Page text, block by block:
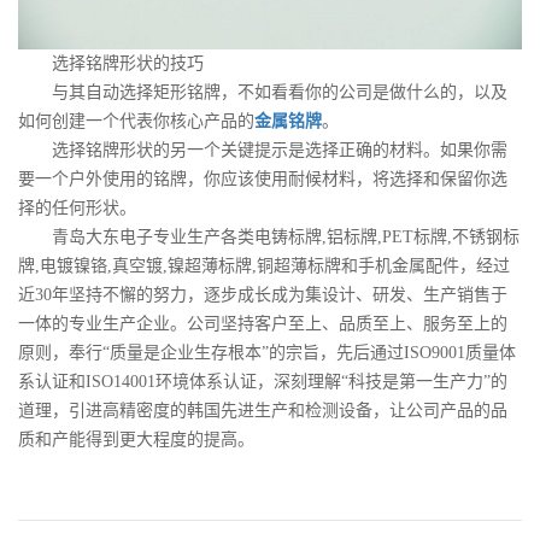
选择铭牌形状的技巧
与其自动选择矩形铭牌，不如看看你的公司是做什么的，以及
如何创建一个代表你核心产品的金属铭牌。
选择铭牌形状的另一个关键提示是选择正确的材料。如果你需
要一个户外使用的铭牌，你应该使用耐候材料，将选择和保留你选
择的任何形状。
青岛大东电子专业生产各类电铸标牌,铝标牌,PET标牌,不锈钢标
牌,电镀镍铬,真空镀,镍超薄标牌,铜超薄标牌和手机金属配件，经过
近30年坚持不懈的努力，逐步成长成为集设计、研发、生产销售于
一体的专业生产企业。公司坚持客户至上、品质至上、服务至上的
原则，奉行“质量是企业生存根本”的宗旨，先后通过ISO9001质量体
系认证和ISO14001环境体系认证，深刻理解“科技是第一生产力”的
道理，引进高精密度的韩国先进生产和检测设备，让公司产品的品
质和产能得到更大程度的提高。